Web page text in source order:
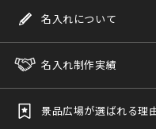
名入れについて
名入れ制作実績
景品広場が選ばれる理